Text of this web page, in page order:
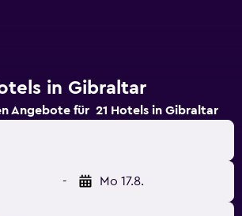
in Gibraltar
Angebote für 21 Hotels in Gibraltar
- Mo 17.8.